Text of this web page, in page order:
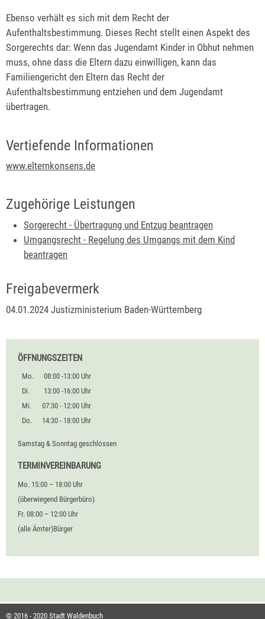
Ebenso verhält es sich mit dem Recht der
Aufenthaltsbestimmung. Dieses Recht stellt einen Aspekt des
Sorgerechts dar: Wenn das Jugendamt Kinder in Obhut nehmen
muss, ohne dass die Eltern dazu einwilligen, kann das
Familiengericht den Eltern das Recht der
Aufenthaltsbestimmung entziehen und dem Jugendamt
übertragen.
Vertiefende Informationen
www.elternkonsens.de
Zugehörige Leistungen
Sorgerecht - Übertragung und Entzug beantragen
Umgangsrecht - Regelung des Umgangs mit dem Kind
beantragen
Freigabevermerk
04.01.2024 Justizministerium Baden-Württemberg
ÖFFNUNGSZEITEN
Mo.
08:00 -13:00 Uhr
Di.
13:00 -16:00 Uhr
Mi.
07:30 - 12:00 Uhr
Do.
14:30 - 18:00 Uhr
Samstag & Sonntag geschlossen
TERMINVEREINBARUNG
Mo. 15:00 – 18:00 Uhr
(überwiegend Bürgerbüro)
Fr. 08:00 – 12:00 Uhr
(alle Ämter)Bürger
© 2016 - 2020 Stadt Waldenbuch